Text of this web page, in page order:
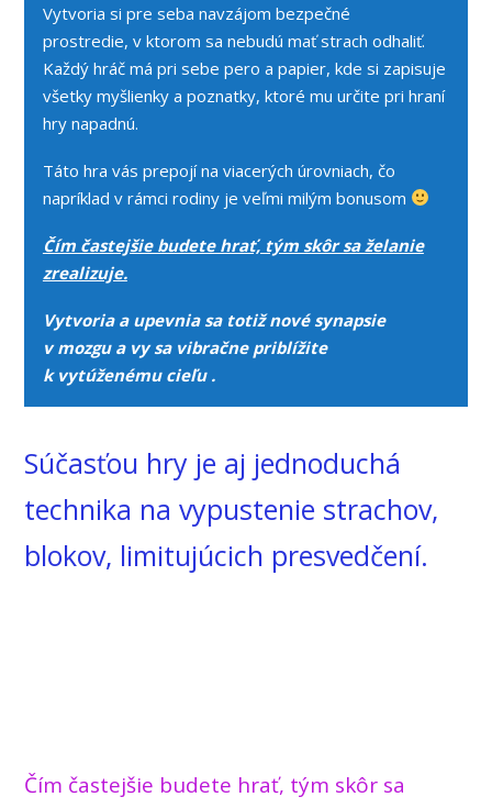
Vytvoria si pre seba navzájom bezpečné
prostredie, v ktorom sa nebudú mať strach odhaliť.
Každý hráč má pri sebe pero a papier, kde si zapisuje
všetky myšlienky a poznatky, ktoré mu určite pri hraní
hry napadnú.
Táto hra vás prepojí na viacerých úrovniach, čo
napríklad v rámci rodiny je veľmi milým bonusom
Čím častejšie budete hrať, tým skôr sa želanie
zrealizuje.
Vytvoria a upevnia sa totiž nové synapsie
v mozgu a vy sa vibračne priblížite
k vytúženému cieľu .
Súčasťou hry je aj jednoduchá
technika na vypustenie strachov,
blokov, limitujúcich presvedčení.
Čím častejšie budete hrať, tým skôr sa